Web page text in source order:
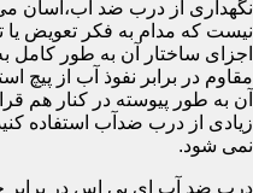
نگهداری از درب ضد آب،آسان
نیست که مدام به فکر تعویض یا
اجزای ساختار آن به طور کامل
مقاوم در برابر نفوذ آب از پیچ
آن به طور پیوسته در کنار هم
زیادی از درب ضدآب استفاده
نمی شود.
درب ضد آب ای بی اس در برابر